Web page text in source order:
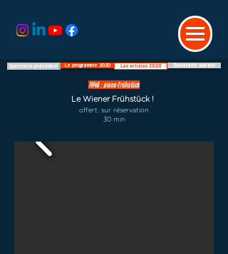
Spectacle précédent Le programme 2020 Les artistes 2020 Spectacle suivant
7H46 : piano-Frühstück
Le Wiener Frühstück !
offert, sur réservation
30 min